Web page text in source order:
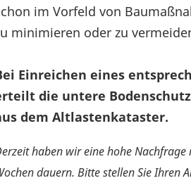
im Vorfeld von
minimieren oder zu
Einreichen eines
die untere
dem Altlastenkataster.
haben wir eine hohe
dauern. Bitte stellen Sie Ihren